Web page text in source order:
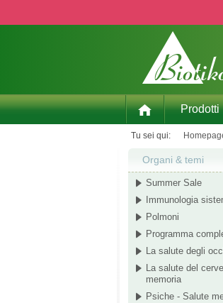
Prodotti
Tu sei qui:
Organi & temi
Summer Sale
Immunologia
Polmoni
Programma
La salute degli
La salute del
memoria
Psiche - Salute